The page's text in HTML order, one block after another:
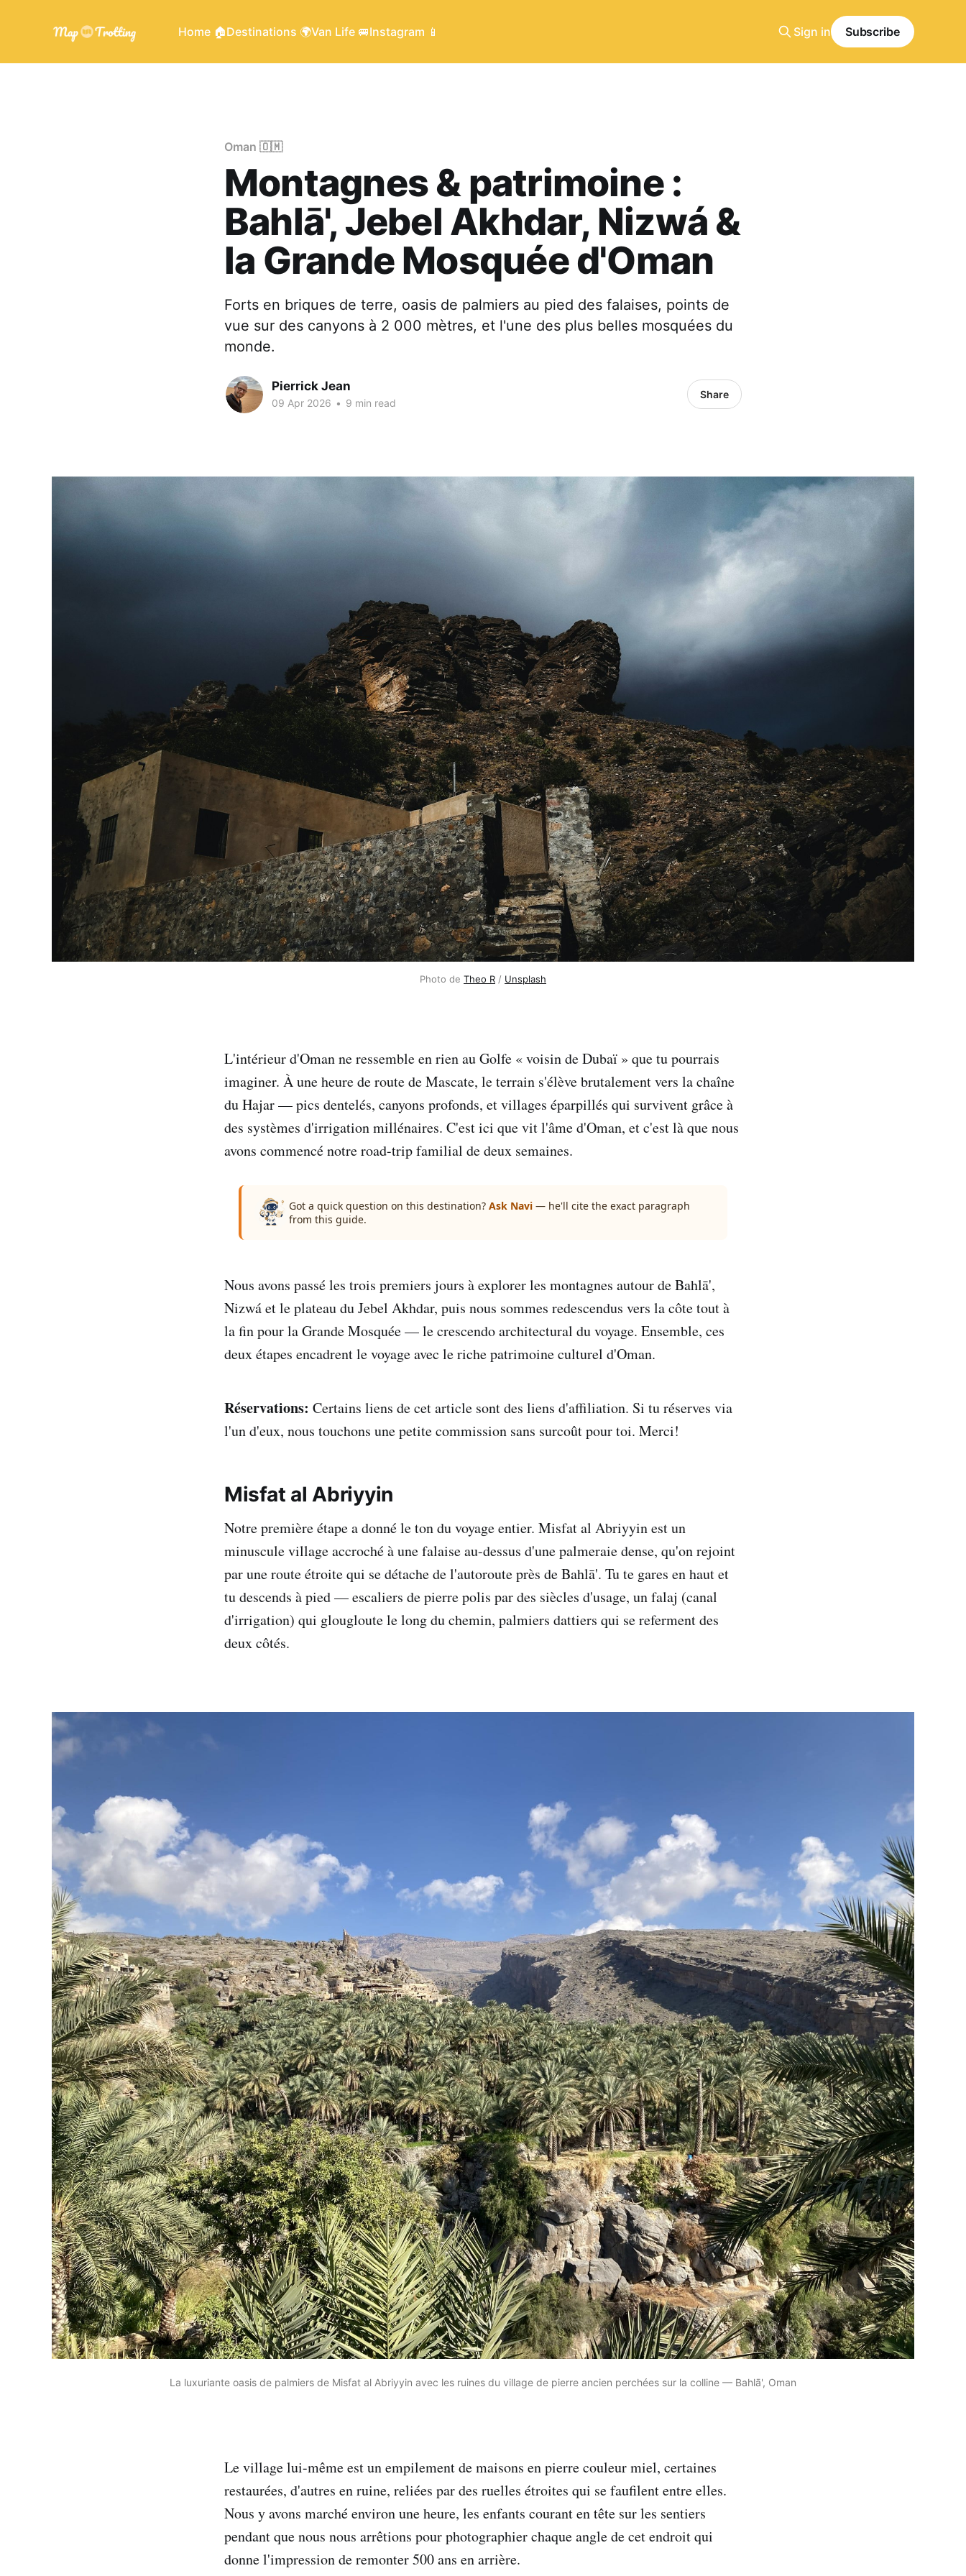
Home 🏠Destinations 🌍Van Life 🚐Instagram 📱 Sign in Subscribe
Oman 🇴🇲
Montagnes & patrimoine :
Bahlā', Jebel Akhdar, Nizwá &
la Grande Mosquée d'Oman
Forts en briques de terre, oasis de palmiers au pied des falaises, points de
vue sur des canyons à 2 000 mètres, et l'une des plus belles mosquées du
monde.
Pierrick Jean
09 Apr 2026 • 9 min read
Share
Photo de Theo R / Unsplash
L'intérieur d'Oman ne ressemble en rien au Golfe « voisin de Dubaï » que tu pourrais
imaginer. À une heure de route de Mascate, le terrain s'élève brutalement vers la chaîne
du Hajar — pics dentelés, canyons profonds, et villages éparpillés qui survivent grâce à
des systèmes d'irrigation millénaires. C'est ici que vit l'âme d'Oman, et c'est là que nous
avons commencé notre road-trip familial de deux semaines.
Got a quick question on this destination? Ask Navi — he'll cite the exact paragraph
from this guide.
Nous avons passé les trois premiers jours à explorer les montagnes autour de Bahlā',
Nizwá et le plateau du Jebel Akhdar, puis nous sommes redescendus vers la côte tout à
la fin pour la Grande Mosquée — le crescendo architectural du voyage. Ensemble, ces
deux étapes encadrent le voyage avec le riche patrimoine culturel d'Oman.
Réservations: Certains liens de cet article sont des liens d'affiliation. Si tu réserves via
l'un d'eux, nous touchons une petite commission sans surcoût pour toi. Merci!
Misfat al Abriyyin
Notre première étape a donné le ton du voyage entier. Misfat al Abriyyin est un
minuscule village accroché à une falaise au-dessus d'une palmeraie dense, qu'on rejoint
par une route étroite qui se détache de l'autoroute près de Bahlā'. Tu te gares en haut et
tu descends à pied — escaliers de pierre polis par des siècles d'usage, un falaj (canal
d'irrigation) qui glougloute le long du chemin, palmiers dattiers qui se referment des
deux côtés.
La luxuriante oasis de palmiers de Misfat al Abriyyin avec les ruines du village de pierre ancien perchées sur la colline — Bahlā', Oman
Le village lui-même est un empilement de maisons en pierre couleur miel, certaines
restaurées, d'autres en ruine, reliées par des ruelles étroites qui se faufilent entre elles.
Nous y avons marché environ une heure, les enfants courant en tête sur les sentiers
pendant que nous nous arrêtions pour photographier chaque angle de cet endroit qui
donne l'impression de remonter 500 ans en arrière.